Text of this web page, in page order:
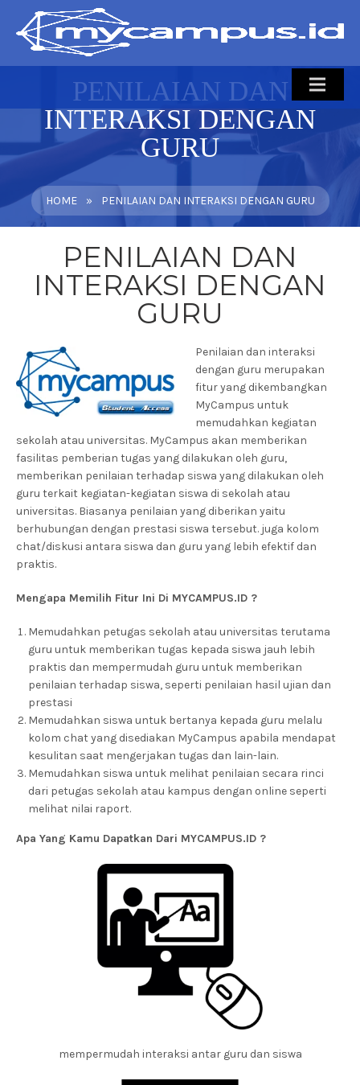
BERANDA
TENTANG
PRODUK
LAYANAN
FREE DEMO
KONTAK
PENILAIAN DAN
INTERAKSI DENGAN
GURU
HOME » PENILAIAN DAN INTERAKSI DENGAN GURU
PENILAIAN DAN
INTERAKSI DENGAN
GURU
Penilaian dan interaksi
dengan guru merupakan
fitur yang dikembangkan
MyCampus untuk
memudahkan kegiatan
sekolah atau universitas. MyCampus akan memberikan
fasilitas pemberian tugas yang dilakukan oleh guru,
memberikan penilaian terhadap siswa yang dilakukan oleh
guru terkait kegiatan-kegiatan siswa di sekolah atau
universitas. Biasanya penilaian yang diberikan yaitu
berhubungan dengan prestasi siswa tersebut. juga kolom
chat/diskusi antara siswa dan guru yang lebih efektif dan
praktis.
Mengapa Memilih Fitur Ini Di MYCAMPUS.ID ?
Memudahkan petugas sekolah atau universitas terutama
guru untuk memberikan tugas kepada siswa jauh lebih
praktis dan mempermudah guru untuk memberikan
penilaian terhadap siswa, seperti penilaian hasil ujian dan
prestasi
Memudahkan siswa untuk bertanya kepada guru melalu
kolom chat yang disediakan MyCampus apabila mendapat
kesulitan saat mengerjakan tugas dan lain-lain.
Memudahkan siswa untuk melihat penilaian secara rinci
dari petugas sekolah atau kampus dengan online seperti
melihat nilai raport.
Apa Yang Kamu Dapatkan Dari MYCAMPUS.ID ?
mempermudah interaksi antar guru dan siswa